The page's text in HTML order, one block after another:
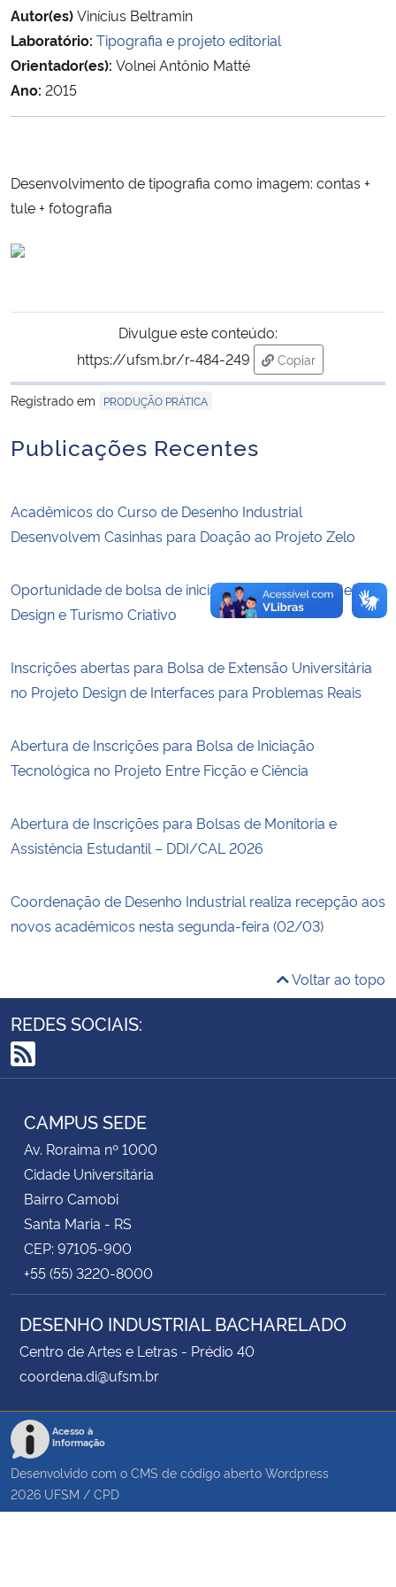
Ministério da Cidadania
Ministério da Saúde
Ministério do Meio Ambiente
Ministério do Turismo
Controladoria-Geral da União
Ministério da Mulher, da Família e dos Direitos Humanos
Secretaria-Geral
Gabinete de Segurança Institucional
Banco Central do Brasil
Planalto
Autor(es)Vinícius Beltramin
Laboratório: Tipografia e projeto editorial
Orientador(es): Volnei Antônio Matté
Ano: 2015
Desenvolvimento de tipografia como imagem: contas +
tule + fotografia
Divulgue este conteúdo:
https://ufsm.br/r-484-249
Copiar
para área de
Registrado em
PRODUÇÃO PRÁTICA
Publicações Recentes
Acadêmicos do Curso de Desenho Industrial
Desenvolvem Casinhas para Doação ao Projeto Zelo
Oportunidade de bolsa de iniciação científica – Projeto
Design e Turismo Criativo
Inscrições abertas para Bolsa de Extensão Universitária
no Projeto Design de Interfaces para Problemas Reais
Abertura de Inscrições para Bolsa de Iniciação
Tecnológica no Projeto Entre Ficção e Ciência
Abertura de Inscrições para Bolsas de Monitoria e
Assistência Estudantil – DDI/CAL 2026
Coordenação de Desenho Industrial realiza recepção aos
novos acadêmicos nesta segunda-feira (02/03)
Voltar ao topo
REDES SOCIAIS:
RSS
CAMPUS SEDE
Av. Roraima nº 1000
Cidade Universitária
Bairro Camobi
Santa Maria - RS
CEP: 97105-900
+55 (55) 3220-8000
DESENHO INDUSTRIAL BACHARELADO
Centro de Artes e Letras - Prédio 40
coordena.di@ufsm.br
Acesso à
Informação
Desenvolvido com o CMS de código aberto Wordpress
2026 UFSM / CPD